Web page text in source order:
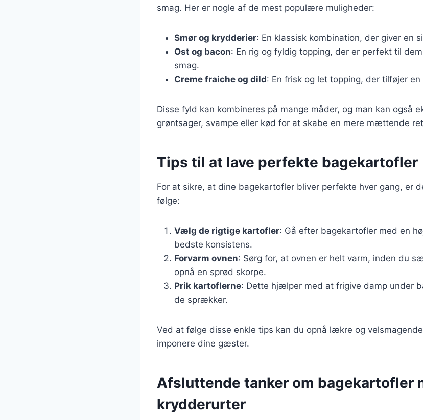
smag. Her er nogle af de mest populære muligheder:
Smør og krydderier: En klassisk kombination, der giver en
Ost og bacon: En rig og fyldig topping, der er perfekt til
smag.
Creme fraiche og dild: En frisk og let topping, der tilføjer
Disse fyld kan kombineres på mange måder, og man kan også
grøntsager, svampe eller kød for at skabe en mere mættende
Tips til at lave perfekte bagekartofler
For at sikre, at dine bagekartofler bliver perfekte hver gang, er
følge:
Vælg de rigtige kartofler: Gå efter bagekartofler med en
bedste konsistens.
Forvarm ovnen: Sørg for, at ovnen er helt varm, inden du
opnå en sprød skorpe.
Prik kartoflerne: Dette hjælper med at frigive damp under
de sprækker.
Ved at følge disse enkle tips kan du opnå lækre og
imponere dine gæster.
Afsluttende tanker om bagekartofler
krydderurter